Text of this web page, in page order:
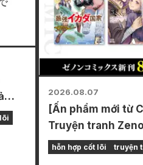
2026.08.07
[Ấn phẩm mới từ
Truyện tranh
được bán vào
(Thứ Sáu)!
hỗn hợp cốt lõi truyện